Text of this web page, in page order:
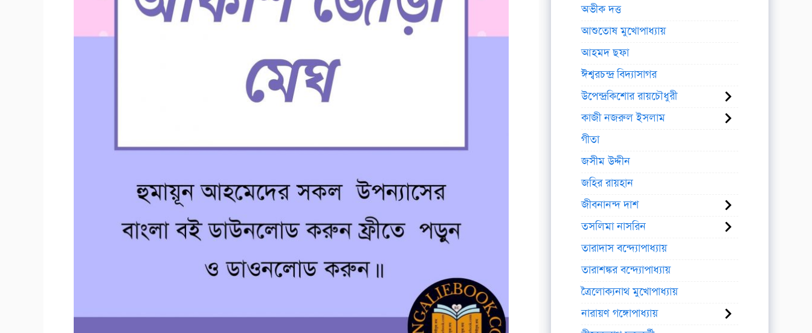
অভীক দত্ত
আশুতোষ মুখোপাধ্যায়
আহমদ ছফা
ঈশ্বরচন্দ্র বিদ্যাসাগর
উপেন্দ্রকিশোর রায়চৌধুরী
কাজী নজরুল ইসলাম
গীতা
জসীম উদ্দীন
জহির রায়হান
জীবনানন্দ দাশ
তসলিমা নাসরিন
তারাদাস বন্দ্যোপাধ্যায়
তারাশঙ্কর বন্দ্যোপাধ্যায়
ত্রৈলোক্যনাথ মুখোপাধ্যায়
নারায়ণ গঙ্গোপাধ্যায়